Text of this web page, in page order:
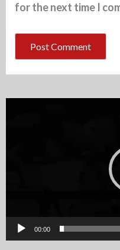
for the next time I
00:00